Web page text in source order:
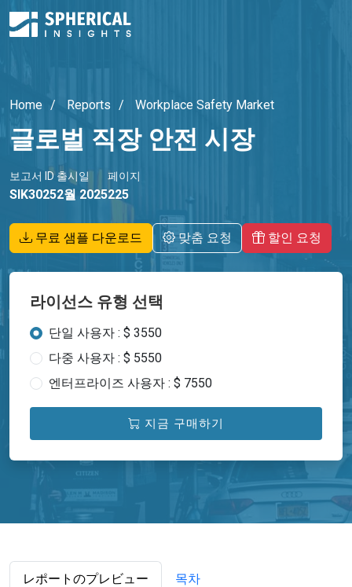
Home Reports Workplace Safety Market
글로벌 직장 안전 시장
보고서 ID
SIK3025
출시일
2월 2025
페이지
225
무료 샘플 다운로드 맞춤 요청 할인 요청
라이선스 유형 선택
단일 사용자 : $ 3550
다중 사용자 : $ 5550
엔터프라이즈 사용자 : $ 7550
지금 구매하기
レポートのプレビュー 목차